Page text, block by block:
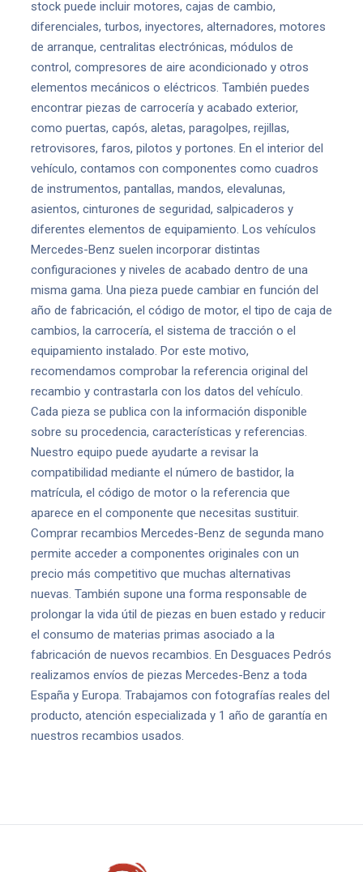
stock puede incluir motores, cajas de cambio,
diferenciales, turbos, inyectores, alternadores, motores
de arranque, centralitas electrónicas, módulos de
control, compresores de aire acondicionado y otros
elementos mecánicos o eléctricos. También puedes
encontrar piezas de carrocería y acabado exterior,
como puertas, capós, aletas, paragolpes, rejillas,
retrovisores, faros, pilotos y portones. En el interior del
vehículo, contamos con componentes como cuadros
de instrumentos, pantallas, mandos, elevalunas,
asientos, cinturones de seguridad, salpicaderos y
diferentes elementos de equipamiento. Los vehículos
Mercedes-Benz suelen incorporar distintas
configuraciones y niveles de acabado dentro de una
misma gama. Una pieza puede cambiar en función del
año de fabricación, el código de motor, el tipo de caja de
cambios, la carrocería, el sistema de tracción o el
equipamiento instalado. Por este motivo,
recomendamos comprobar la referencia original del
recambio y contrastarla con los datos del vehículo.
Cada pieza se publica con la información disponible
sobre su procedencia, características y referencias.
Nuestro equipo puede ayudarte a revisar la
compatibilidad mediante el número de bastidor, la
matrícula, el código de motor o la referencia que
aparece en el componente que necesitas sustituir.
Comprar recambios Mercedes-Benz de segunda mano
permite acceder a componentes originales con un
precio más competitivo que muchas alternativas
nuevas. También supone una forma responsable de
prolongar la vida útil de piezas en buen estado y reducir
el consumo de materias primas asociado a la
fabricación de nuevos recambios. En Desguaces Pedrós
realizamos envíos de piezas Mercedes-Benz a toda
España y Europa. Trabajamos con fotografías reales del
producto, atención especializada y 1 año de garantía en
nuestros recambios usados.